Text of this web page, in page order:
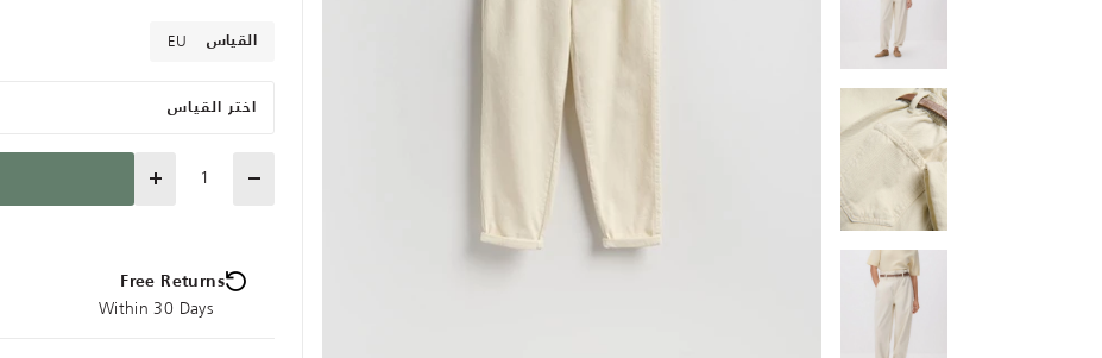
القياس EU
اختر القياس
Quantity
Free Returns
Within 30 Days